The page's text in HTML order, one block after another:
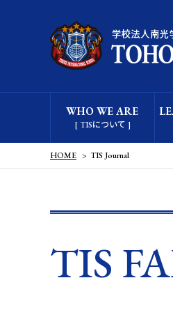
WHO WE ARE
[ TISについて ]
HOME TIS Journal
TIS